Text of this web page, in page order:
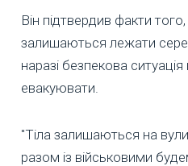
Він підтвердив факти
залишаються лежати
наразі безпекова
евакуювати.
"Тіла залишаються на
разом із військовими